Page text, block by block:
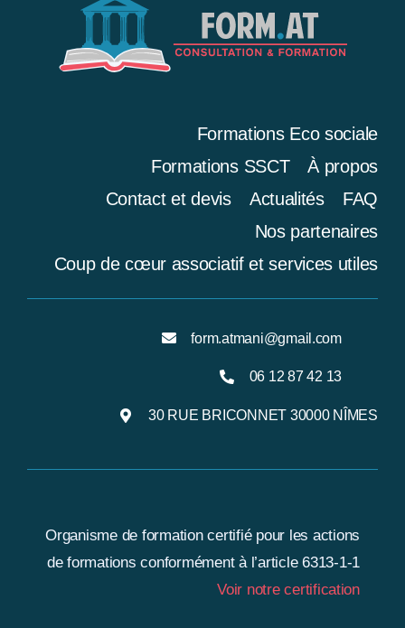
Formations Eco sociale
Formations SSCT
À propos
Contact et devis
Actualités
FAQ
Nos partenaires
Coup de cœur associatif et services utiles
form.atmani@gmail.com
06 12 87 42 13
30 RUE BRICONNET 30000 NÎMES
Organisme de formation certifié pour les actions
de formations conformément à l’article 6313-1-1
Voir notre certification